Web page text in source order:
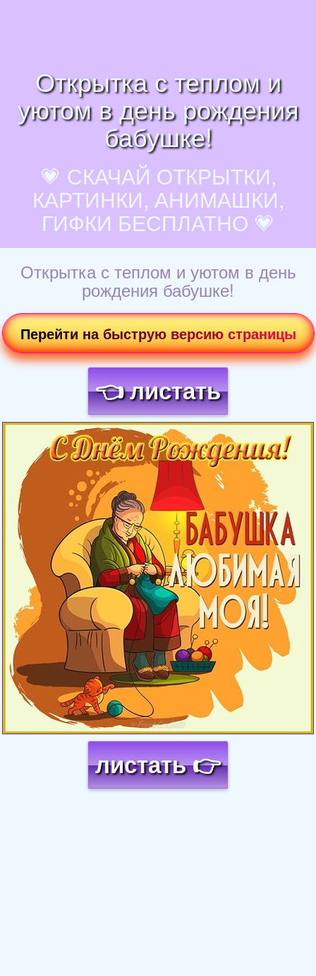
Открытка с теплом и
уютом в день рождения
бабушке!
💗 СКАЧАЙ ОТКРЫТКИ,
КАРТИНКИ, АНИМАШКИ,
ГИФКИ БЕСПЛАТНО 💗
Открытка с теплом и уютом в день
рождения бабушке!
Перейти на быструю версию страницы
👈 листать
Загрузка картинки...
листать 👉